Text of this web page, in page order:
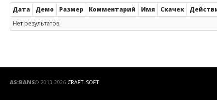
Дата Демо Размер Комментарий Имя Скачек
Нет результатов.
AS:BANS© 2013-2026 CRAFT-SOFT